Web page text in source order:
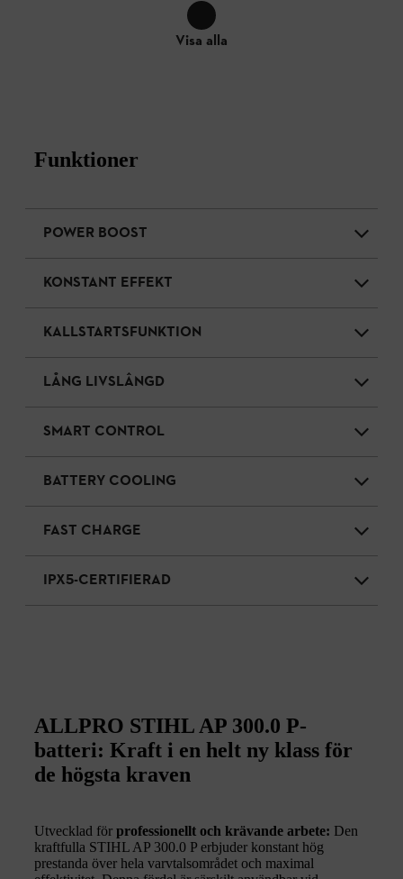
Visa alla
Funktioner
POWER BOOST
KONSTANT EFFEKT
KALLSTARTSFUNKTION
LÅNG LIVSLÂNGD
SMART CONTROL
BATTERY COOLING
FAST CHARGE
IPX5-CERTIFIERAD
ALLPRO STIHL AP 300.0 P-
batteri: Kraft i en helt ny klass för
de högsta kraven
Utvecklad för professionellt och krävande arbete: Den
kraftfulla STIHL AP 300.0 P erbjuder konstant hög
prestanda över hela varvtalsområdet och maximal